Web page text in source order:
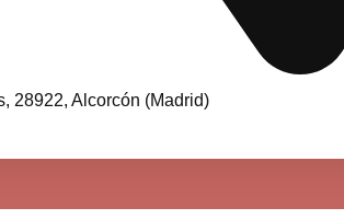
28922, Alcorcón (Madrid)